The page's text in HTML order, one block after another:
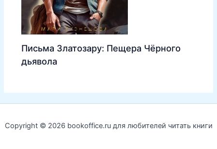
Письма Златозару: Пещера Чёрного
дьявола
Copyright © 2026 bookoffice.ru для любителей читать книги